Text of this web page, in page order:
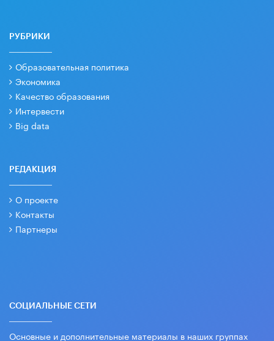
РУБРИКИ
Образовательная политика
Экономика
Качество образования
Интервести
Big data
РЕДАКЦИЯ
О проекте
Контакты
Партнеры
СОЦИАЛЬНЫЕ СЕТИ
Основные и дополнительные материалы в наших группах